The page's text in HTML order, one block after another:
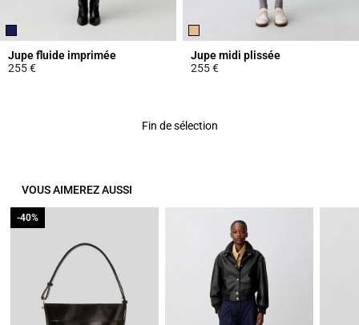
Jupe fluide imprimée
255 €
Jupe midi plissée
255 €
Fin de sélection
VOUS AIMEREZ AUSSI
-40%
-40%